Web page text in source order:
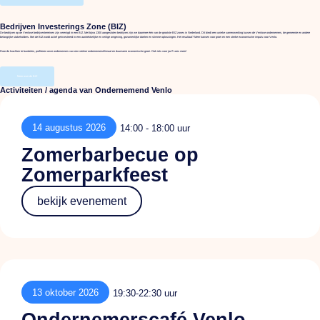
Bedrijven Investerings Zone (BIZ)
De bedrijven op de Venlose bedrijventerreinen zijn verenigd in een BIZ. Met bijna 1300 aangesloten bedrijven zijn we daarmee één van de grootste BIZ zones in Nederland. Dit biedt een unieke samenwerking tussen de Venlose ondernemers, de gemeente en andere
belangrijke stakeholders. Met de BIZ wordt actief geïnvesteerd in een aantrekkelijke en veilige omgeving, gezamenlijke doelen en slimme oplossingen. Het resultaat? Meer kansen voor groei en een sterke economische impuls voor Venlo.
Door de krachten te bundelen, profiteren onze ondernemers van een sterker ondernemersklimaat en duurzame economische groei. Ook iets voor jou? Lees meer!
Meer over de BIZ
Activiteiten / agenda van Ondernemend Venlo
14 augustus 2026 14:00 - 18:00 uur
Zomerbarbecue op
Zomerparkfeest
bekijk evenement
13 oktober 2026 19:30-22:30 uur